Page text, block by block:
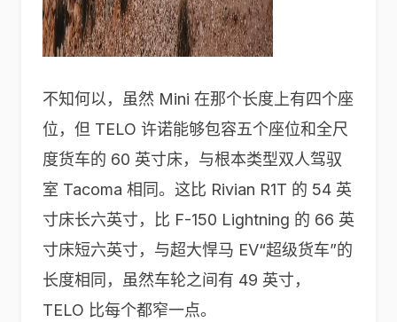
不知何以，虽然 Mini 在那个长度上有四个座
位，但 TELO 许诺能够包容五个座位和全尺
度货车的 60 英寸床，与根本类型双人驾驭
室 Tacoma 相同。这比 Rivian R1T 的 54 英
寸床长六英寸，比 F-150 Lightning 的 66 英
寸床短六英寸，与超大悍马 EV“超级货车”的
长度相同，虽然车轮之间有 49 英寸，
TELO 比每个都窄一点。